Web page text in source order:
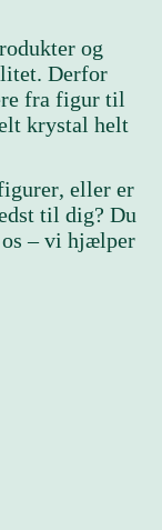
og
Derfor
fra figur til
krystal helt
eller er
til dig? Du
– vi hjælper